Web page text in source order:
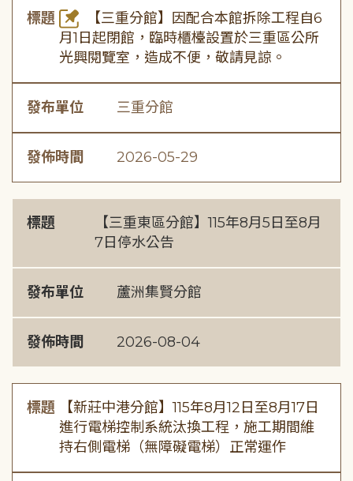
標題
【三重分館】因配合本館拆除工程自6
月1日起閉館，臨時櫃檯設置於三重區公所
光興閱覽室，造成不便，敬請見諒。
發布單位 三重分館
發佈時間 2026-05-29
標題
【三重東區分館】115年8月5日至8月
7日停水公告
發布單位 蘆洲集賢分館
發佈時間 2026-08-04
標題
【新莊中港分館】115年8月12日至8月17日
進行電梯控制系統汰換工程，施工期間維
持右側電梯（無障礙電梯）正常運作